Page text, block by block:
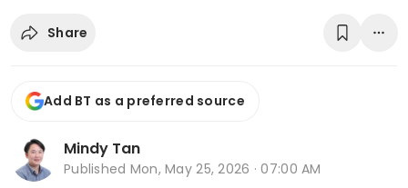
Share
Add BT as a preferred source
Mindy Tan
Published Mon, May 25, 2026 · 07:00 AM